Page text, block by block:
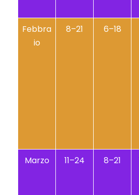
Febbra
io
8–21 6–18
Marzo
11–24 8–21